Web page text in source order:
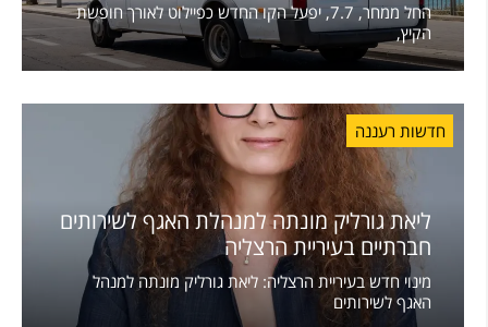
החל ממחר, 7.7, יפעל הקו החדש כפיילוט לאורך חופשת
הקיץ,
חדשות רעננה
ליאת גורליק מונתה למנהלת האגף לשירותים
חברתיים בעיריית הרצליה
מינוי חדש בעיריית הרצליה: ליאת גורליק מונתה למנהל
האגף לשירותים